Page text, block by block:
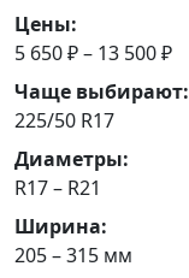
Цены:
5 650 ₽ – 13 500 ₽
Чаще выбирают:
225/50 R17
Диаметры:
R17 – R21
Ширина:
205 – 315 мм